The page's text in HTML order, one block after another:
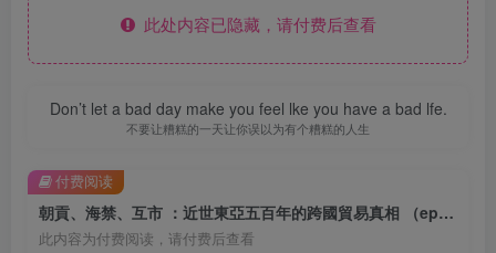
此处内容已隐藏，请付费后查看
Don’t let a bad day make you feel lke you have a bad lfe.
不要让糟糕的一天让你误以为有个糟糕的人生
朝貢、海禁、互市 ：近世東亞五百年的跨國貿易真相 （epub+mobi+azw3+pdf）
此内容为付费阅读，请付费后查看
付费阅读